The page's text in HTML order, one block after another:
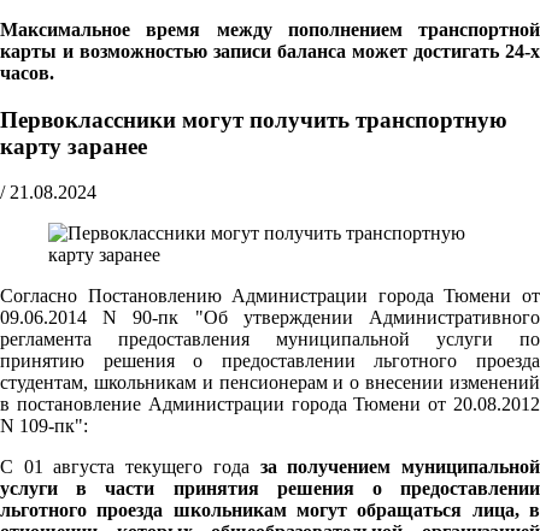
Максимальное время между пополнением транспортной
карты и возможностью записи баланса может достигать 24-х
часов.
Первоклассники могут получить транспортную
карту заранее
/ 21.08.2024
Согласно Постановлению Администрации города Тюмени от
09.06.2014 N 90-пк "Об утверждении Административного
регламента предоставления муниципальной услуги по
принятию решения о предоставлении льготного проезда
студентам, школьникам и пенсионерам и о внесении изменений
в постановление Администрации города Тюмени от 20.08.2012
N 109-пк":
С 01 августа текущего года за получением муниципальной
услуги в части принятия решения о предоставлении
льготного проезда школьникам могут обращаться лица, в